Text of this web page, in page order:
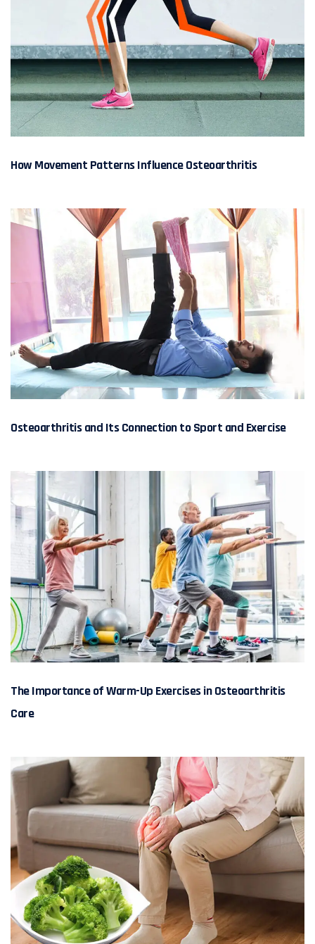
How Movement Patterns Influence Osteoarthritis
Osteoarthritis and Its Connection to Sport and Exercise
The Importance of Warm-Up Exercises in Osteoarthritis
Care